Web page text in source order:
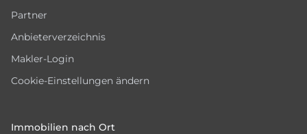
Partner
Anbieterverzeichnis
Makler-Login
Cookie-Einstellungen ändern
Immobilien nach Ort